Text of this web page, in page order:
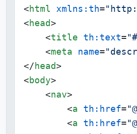
< html xmlns:th=
< head>
<title th:text=
<meta name=
</ head>
< body>
<nav>
<a th:href=
<a th:href=